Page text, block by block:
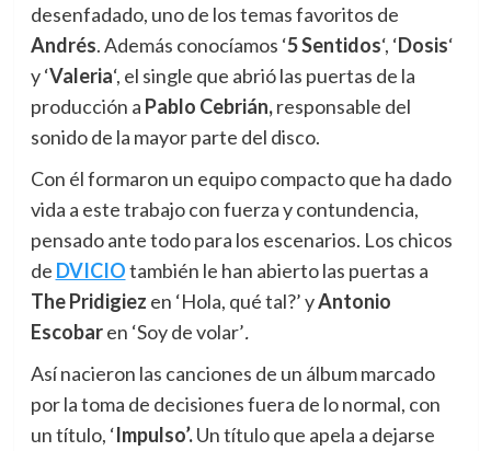
desenfadado, uno de los temas favoritos de
Andrés. Además conocíamos ‘5 Sentidos‘, ‘Dosis‘
y ‘Valeria‘, el single que abrió las puertas de la
producción a Pablo Cebrián,responsable del
sonido de la mayor parte del disco.
Con él formaron un equipo compacto que ha dado
vida a este trabajo con fuerza y contundencia,
pensado ante todo para los escenarios. Los chicos
de DVICIOtambién le han abierto las puertas a
The Pridigiez en ‘Hola, qué tal?’ yAntonio
Escobaren ‘Soy de volar’.
Así nacieron las canciones de un álbum marcado
por la toma de decisiones fuera de lo normal, con
un título, ‘Impulso’.Un título que apela a dejarse